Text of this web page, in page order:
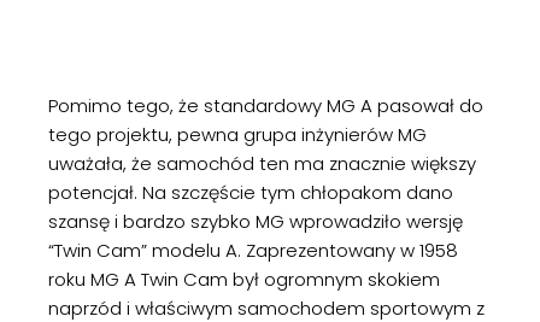
Pomimo tego, że standardowy MG A pasował do
tego projektu, pewna grupa inżynierów MG
uważała, że samochód ten ma znacznie większy
potencjał. Na szczęście tym chłopakom dano
szansę i bardzo szybko MG wprowadziło wersję
“Twin Cam” modelu A. Zaprezentowany w 1958
roku MG A Twin Cam był ogromnym skokiem
naprzód i właściwym samochodem sportowym z